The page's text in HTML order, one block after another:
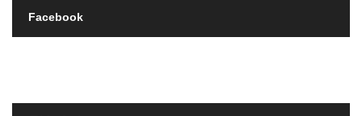
Facebook